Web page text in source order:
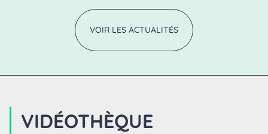
VOIR LES ACTUALITÉS
VIDÉOTHÈQUE